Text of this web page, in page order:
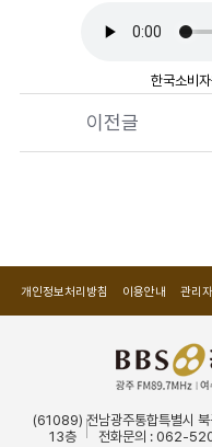
한국소비
이전글
개인정보처리방침 이용안내 관리자
(61089) 전남광주통합특별시
13층
전화문의 : 062-